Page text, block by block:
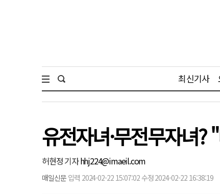
최신기사
유전자녀·무전무자녀
허현정 기자hhj224@imaeil.com
매일신문 입력 2024-02-22 15:07:02 수정 2024-02-22 16:38:19